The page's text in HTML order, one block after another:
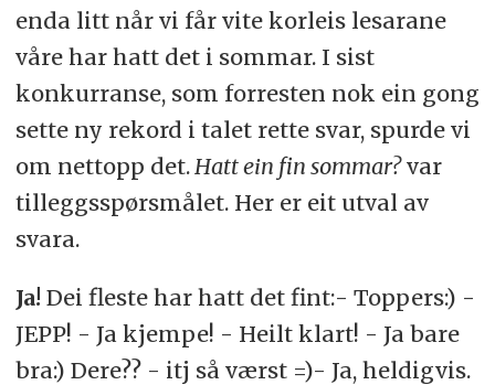
enda litt når vi får vite korleis lesarane
våre har hatt det i sommar. I sist
konkurranse, som forresten nok ein gong
sette ny rekord i talet rette svar, spurde vi
om nettopp det.Hatt ein fin sommar?var
tilleggsspørsmålet. Her er eit utval av
svara.
Ja! Dei fleste har hatt det fint:- Toppers:) -
JEPP! - Ja kjempe! - Heilt klart! - Ja bare
bra:) Dere?? - itj så værst =)- Ja, heldigvis.